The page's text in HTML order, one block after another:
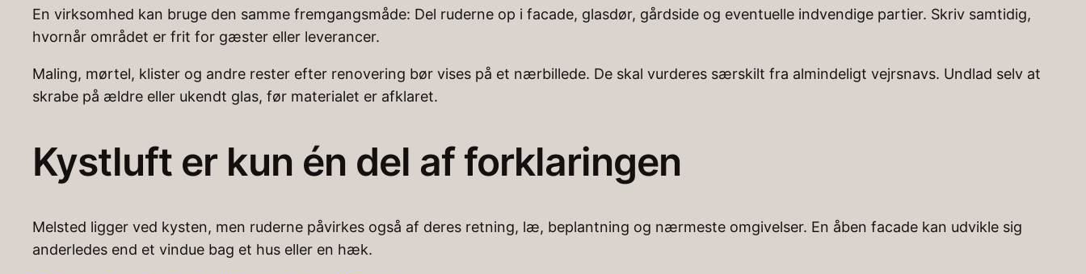
En virksomhed kan bruge den samme fremgangsmåde: Del ruderne op i facade, glasdør, gårdside og eventuelle indvendige partier. Skriv samtidig,
hvornår området er frit for gæster eller leverancer.
Maling, mørtel, klister og andre rester efter renovering bør vises på et nærbillede. De skal vurderes særskilt fra almindeligt vejrsnavs. Undlad selv at
skrabe på ældre eller ukendt glas, før materialet er afklaret.
Kystluft er kun én del af forklaringen
Melsted ligger ved kysten, men ruderne påvirkes også af deres retning, læ, beplantning og nærmeste omgivelser. En åben facade kan udvikle sig
anderledes end et vindue bag et hus eller en hæk.